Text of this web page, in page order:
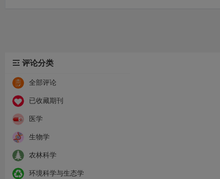
评论分类
全部评论
已收藏期刊
医学
生物学
农林科学
环境科学与生态学